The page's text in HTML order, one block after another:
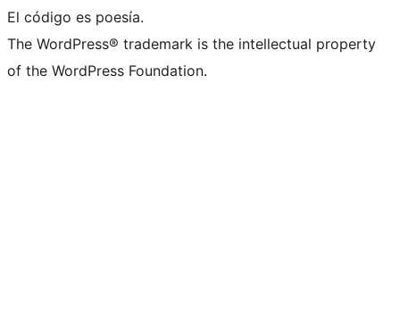
El código es poesía.
The WordPress® trademark is the intellectual property
of the WordPress Foundation.